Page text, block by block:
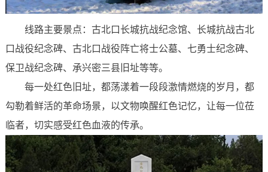
线路主要景点：古北口长城抗战纪念馆、长城抗战古北
口战役纪念碑、古北口战役阵亡将士公墓、七勇士纪念碑、
保卫战纪念碑、承兴密三县旧址等等。
每一处红色旧址，都荡漾着一段段激情燃烧的岁月，都
勾勒着鲜活的革命场景，以文物唤醒红色记忆，让每一位莅
临者，切实感受红色血液的传承。